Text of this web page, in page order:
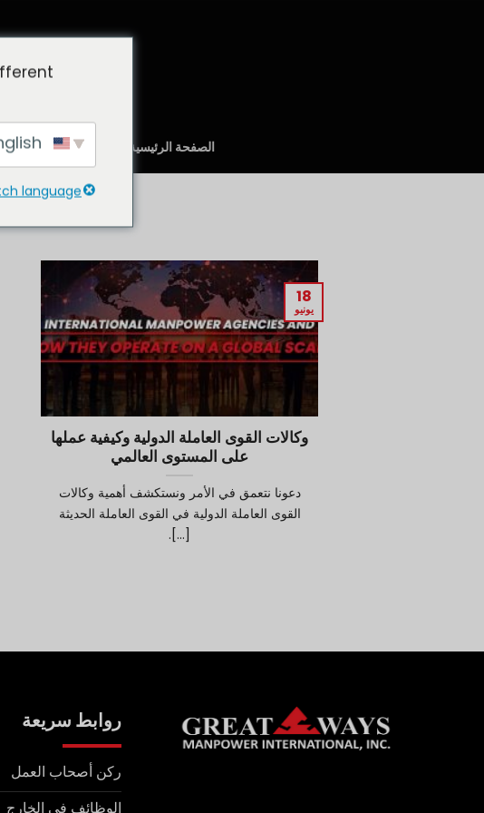
الصفحة الرئيسية نبذة عنا ركن
وكالات القوى العاملة الدولية وكيفية عملها
على المستوى العالمي
دعونا نتعمق في الأمر ونستكشف أهمية وكالات
القوى العاملة الدولية في القوى العاملة الحديثة
[...].
18
يونيو
روابط سريعة
ركن أصحاب العمل
الوظائف في الخارج
language